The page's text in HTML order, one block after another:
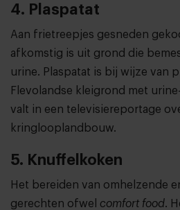
4. Plaspatat
Aan frietreepjes gesneden
afkomstig is uit grond die
urine. Plaspatat is bij wijze van
Flevolandse kleigrond met
valt in een televisiereportage
kringlooplandbouw.
5. Knuffelkoken
Het bereiden van omhelzende
gerechten ofwel comfort food.